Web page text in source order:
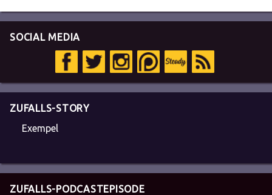
SOCIAL MEDIA
ZUFALLS-STORY
Exempel
ZUFALLS-PODCASTEPISODE